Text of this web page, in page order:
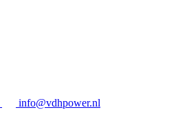
info@vdhpower.nl